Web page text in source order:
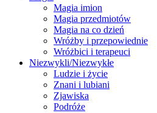
Magia imion
Magia przedmiotów
Magia na co dzień
Wróżby i przepowiednie
Wróżbici i terapeuci
Niezwykli/Niezwykłe
Ludzie i życie
Znani i lubiani
Zjawiska
Podróże